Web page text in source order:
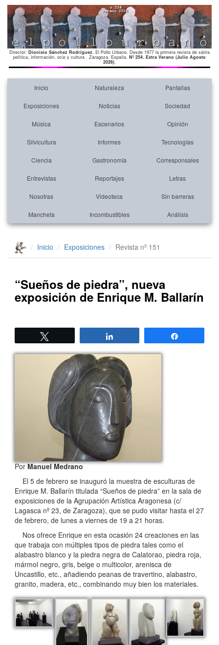
Director: Dionisio Sánchez Rodríguez. El Pollo Urbano. Desde 1977 la primera revista de sátira
política, información, ocio y cultura . Zaragoza. España. Nº 254. Extra Verano (Julio Agosto
2026).
Inicio Naturaleza Pantallas
Exposiciones Noticias Sociedad
Música Escenarios Opinión
Silvicultura Informes Tecnologías
Ciencia Gastronomía Corresponsales
Entrevistas Reportajes Letras
Nosotras Videoteca Sin barreras
Mancheta Incombustibles Análisis
Inicio Exposiciones Revista nº 151
“Sueños de piedra”, nueva
exposición de Enrique M. Ballarín
PorManuel Medrano
El 5 de febrero se inauguró la muestra de esculturas de
Enrique M. Ballarín titulada “Sueños de piedra” en la sala de
exposiciones de la Agrupación Artística Aragonesa (c/
Lagasca nº 23, de Zaragoza), que se pudo visitar hasta el 27
de febrero, de lunes a viernes de 19 a 21 horas.
Nos ofrece Enrique en esta ocasión 24 creaciones en las
que trabaja con múltiples tipos de piedra tales como el
alabastro blanco y la piedra negra de Calatorao, piedra roja,
mármol negro, gris, beige o multicolor, arenisca de
Uncastillo, etc., añadiendo peanas de travertino, alabastro,
granito, madera, etc., combinando muy bien los materiales.